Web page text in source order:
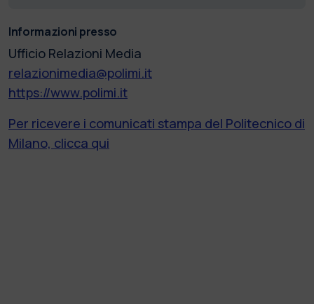
Informazioni presso
Ufficio Relazioni Media
relazionimedia@polimi.it
https://www.polimi.it
Per ricevere i comunicati stampa del Politecnico di
Milano, clicca qui